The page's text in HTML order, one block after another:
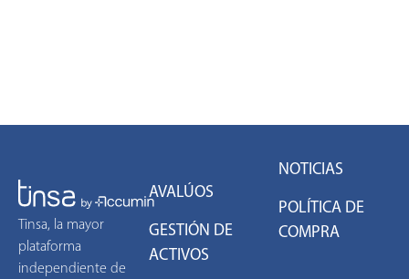
Tinsa, la mayor
plataforma
independiente de
AVALÚOS
GESTIÓN DE
ACTIVOS
NOTICIAS
POLÍTICA DE
COMPRA